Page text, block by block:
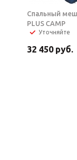
Спальный
PLUS CAMP
Уточняйте
32 450 руб.